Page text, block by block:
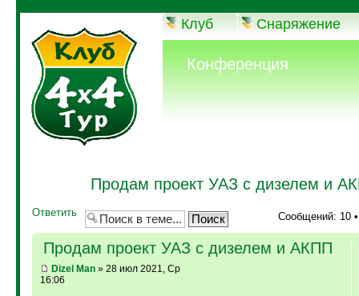
Клуб Снаряжение
Конференция
Продам проект УАЗ с дизелем и
Ответить Сообщений: 10
Продам проект УАЗ с дизелем и АКПП
Dizel Man» 28 июл 2021, Ср
16:06